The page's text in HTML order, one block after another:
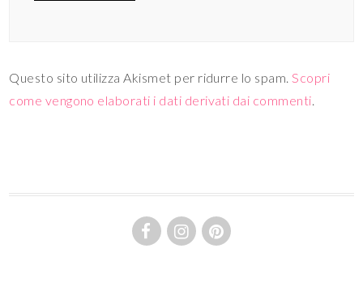
Questo sito utilizza Akismet per ridurre lo spam.Scopri
come vengono elaborati i dati derivati dai commenti.